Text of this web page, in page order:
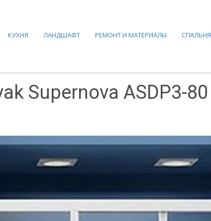
КУХНЯ ЛАНДШАФТ РЕМОНТ И МАТЕРИАЛЫ СПАЛЬНЯ
Supernova ASDP3-80